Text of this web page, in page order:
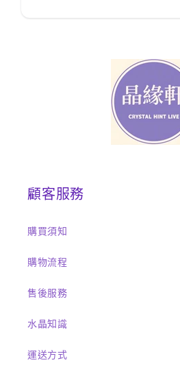
顧客服務
購買須知
購物流程
售後服務
水晶知識
運送方式